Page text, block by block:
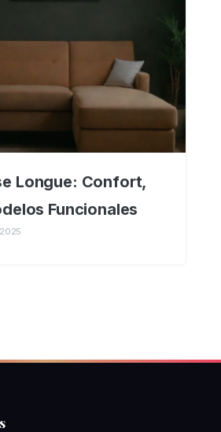
Longue: Confort,
Funcionales